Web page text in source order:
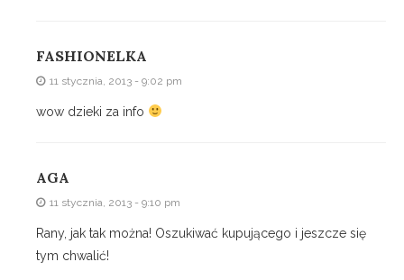
FASHIONELKA
11 stycznia, 2013 - 9:02 pm
wow dzieki za info
AGA
11 stycznia, 2013 - 9:10 pm
Rany, jak tak można! Oszukiwać kupującego i jeszcze się
tym chwalić!